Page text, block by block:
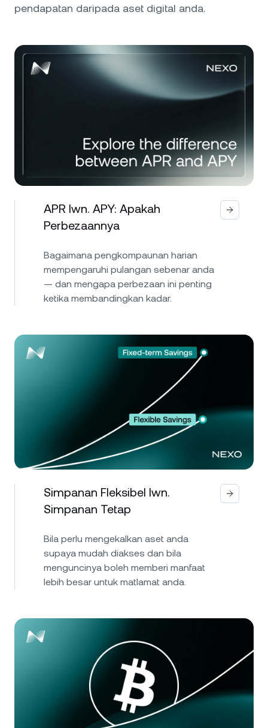
pendapatan daripada aset digital anda.
APR lwn. APY: Apakah
Perbezaannya
Bagaimana pengkompaunan harian
mempengaruhi pulangan sebenar anda
— dan mengapa perbezaan ini penting
ketika membandingkan kadar.
Simpanan Fleksibel lwn.
Simpanan Tetap
Bila perlu mengekalkan aset anda
supaya mudah diakses dan bila
menguncinya boleh memberi manfaat
lebih besar untuk matlamat anda.